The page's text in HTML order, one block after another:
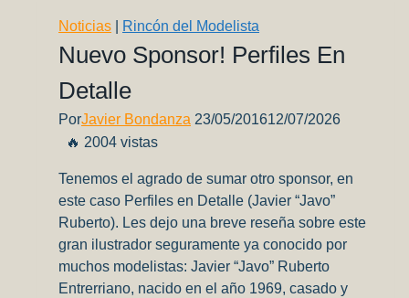
Noticias Rincón del Modelista
Nuevo Sponsor! Perfiles En
Detalle
PorJavier Bondanza 23/05/201612/07/2026
🔥 2004 vistas
Tenemos el agrado de sumar otro sponsor, en
este caso Perfiles en Detalle (Javier “Javo”
Ruberto). Les dejo una breve reseña sobre este
gran ilustrador seguramente ya conocido por
muchos modelistas: Javier “Javo” Ruberto
Entrerriano, nacido en el año 1969, casado y